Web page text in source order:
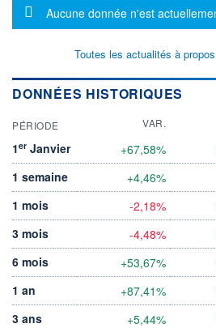
Message d'information
Aucune donnée n'est
Toutes les actualités à
DONNÉES HISTORIQUES
PÉRIODE VAR.
1er Janvier +67,58%
1 semaine
+4,46%
1 mois
-2,18%
3 mois
-4,48%
6 mois
+53,67%
1 an
+87,41%
3 ans
+5,44%